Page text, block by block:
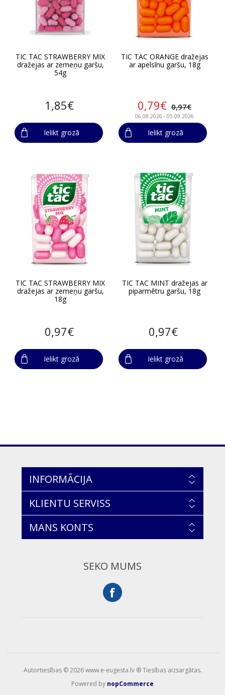
TIC TAC STRAWBERRY MIX
dražejas ar zemeņu garšu,
54g
1,85€
Ielikt grozā
TIC TAC ORANGE dražejas
ar apelsīnu garšu, 18g
0,79€ 0,97€
06.08.2026 - 05.09.2026
Ielikt grozā
TIC TAC STRAWBERRY MIX
dražejas ar zemeņu garšu,
18g
0,97€
Ielikt grozā
TIC TAC MINT dražejas ar
piparmētru garšu, 18g
0,97€
Ielikt grozā
INFORMĀCIJA
KLIENTU SERVISS
MANS KONTS
SEKO MUMS
Autortiesības © 2026 www.e-eugesta.lv ® Tiesības aizsargātas.
Powered by nopCommerce